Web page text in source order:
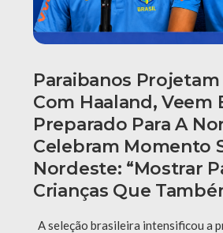
Paraibanos
Com Haaland, Veem
Preparado Para A
Celebram Momento
Nordeste: “Mostrar
Crianças Que
A seleção brasileira intensificou a